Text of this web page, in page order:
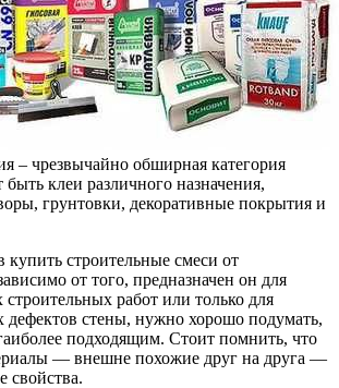
– чрезвычайно обширная категория
клеи различного назначения,
грунтовки, декоративные покрытия и
строительные смеси от
от того, предназначен он для
работ или только для
дефектов стены, нужно хорошо подумать,
подходящим. Стоит помнить, что
— внешне похожие друг на друга —
свойства.